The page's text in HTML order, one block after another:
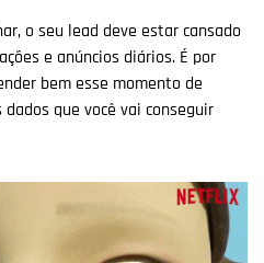
o seu lead deve estar cansado
e anúncios diários. É por
bem esse momento de
que você vai conseguir